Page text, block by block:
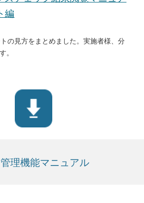
編
の見方をまとめました。実施者様、分
。
理機能マニュアル